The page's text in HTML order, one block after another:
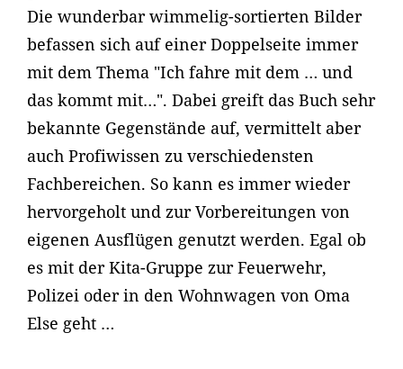
Die wunderbar wimmelig-sortierten Bilder
befassen sich auf einer Doppelseite immer
mit dem Thema "Ich fahre mit dem … und
das kommt mit…". Dabei greift das Buch sehr
bekannte Gegenstände auf, vermittelt aber
auch Profiwissen zu verschiedensten
Fachbereichen. So kann es immer wieder
hervorgeholt und zur Vorbereitungen von
eigenen Ausflügen genutzt werden. Egal ob
es mit der Kita-Gruppe zur Feuerwehr,
Polizei oder in den Wohnwagen von Oma
Else geht …